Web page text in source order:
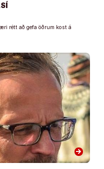
rétt að gefa öðrum kost á
arrow_forward